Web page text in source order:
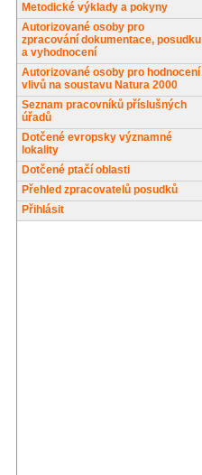
Metodické výklady a pokyny
Autorizované osoby pro
zpracování dokumentace, posudku
a vyhodnocení
Autorizované osoby pro hodnocení
vlivů na soustavu Natura 2000
Seznam pracovníků příslušných
úřadů
Dotčené evropsky významné
lokality
Dotčené ptačí oblasti
Přehled zpracovatelů posudků
Přihlásit